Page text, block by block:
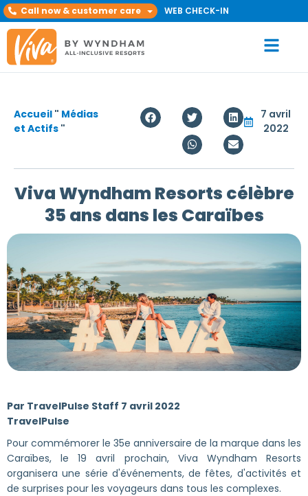
Call now & customer care WEB CHECK-IN
Accueil " Médias
et Actifs "
7 avril
2022
Viva Wyndham Resorts célèbre
35 ans dans les Caraïbes
Par TravelPulse Staff 7 avril 2022
TravelPulse
Pour commémorer le 35e anniversaire de la marque dans les
Caraïbes, le 19 avril prochain, Viva Wyndham Resorts
organisera une série d'événements, de fêtes, d'activités et
de surprises pour les voyageurs dans tous les complexes.